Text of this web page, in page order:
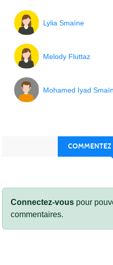
Lylia Smaïne
Melody Fluttaz
Mohamed Iyad
COMMENTEZ
Connectez-vous pour
commentaires.